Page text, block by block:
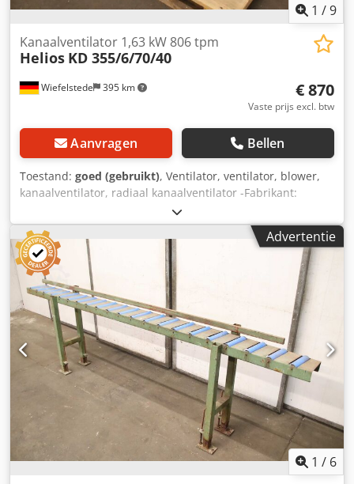
1 /9
Wiefelstede 395 km
Kanaalventilator 1,63 kW 806 tpm
Helios KD 355/6/70/40
€ 870
Vaste prijs excl. btw
Aanvragen Bellen
Toestand: goed (gebruikt), Ventilator, ventilator, blower,
kanaalventilator, radiaal kanaalventilator -Fabrikant:
Helios, kanaalventilator, type KD 355/6/70/40 -Vermogen:
1,63 kW, 806 tpm -Ventilatordiameter: Ø 360 mm
Dsdpfxszrk Nwo Ahgekr -Aantal: 2 ventilatoren beschikbaar
-Prijs: per stuk -Afmetingen: 740/785/H475 mm -Gewicht:
43 kg/stuk
Advertentie
1 / 6